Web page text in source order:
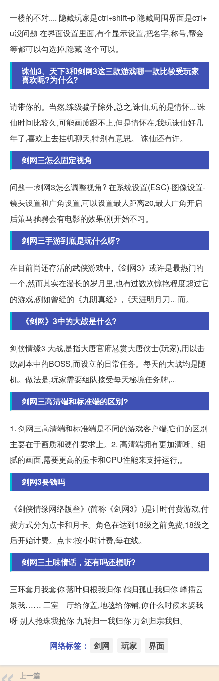
一楼的不对.... 隐藏玩家是ctrl+shift+p 隐藏周围界面是ctrl+
u没问题 在界面设置里面,有个显示设置,把名字,称号,帮会
等都可以勾选掉,隐藏 这个可以。
诛仙3、天下3和剑网3这三款游戏哪一款比较受玩家
喜欢呢?为什么?
请带你的。当然,练级骗子除外,总之,诛仙,玩的是情怀... 诛
仙时间比较久,可能画质跟不上,但是情怀在,我玩诛仙好几
年了,喜欢上去挂机聊天,特别有意思。 诛仙还有许。
剑网三怎么固定视角
问题一:剑网3怎么调整视角? 在系统设置(ESC)-图像设置-
镜头设置和广角设置,可以设置最大距离20,最大广角开启
后策马驰骋会有电影的效果(刚开始不习。
剑网三手游到底是玩什么呀?
在目前尚还存活的武侠游戏中,《剑网3》或许是最热门的
一个,然而其实在漫长的岁月里,也有过数次惊艳程度超过它
的游戏,例如曾经的《九阴真经》,《天涯明月刀... 而。
《剑网》3中的大战是什么?
剑侠情缘3 大战,是指大唐官府悬赏大唐侠士(玩家),用以击
败副本中的BOSS,而设立的日常任务。每天的大战均是随
机。做法是,玩家需要组队接受每天秘境任务牌,...
剑网三高清端和标准端的区别?
1. 剑网三高清端和标准端是不同的游戏客户端,它们的区别
主要在于画质和硬件要求上。2. 高清端拥有更加清晰、细
腻的画面,需要更高的显卡和CPU性能来支持运行,。
剑网3要钱吗
《剑侠情缘网络版叁》(简称《剑网3》)是计时付费游戏,付
费方式分为点卡和月卡。角色在达到18级之前免费,18级之
后开始计费。点卡:按小时计费,每在线。
剑网三土味情话，还有吗还想听?
三环套月我套你 落叶归根我归你 鹤归孤山我归你 峰插云
景我…… 三室一厅给你盖,地毯给你铺,你什么时候来娶我
呀 别人抢珠我抢你 九转归一我归你 万剑归宗我归。
网络标签： 剑网 玩家 界面
上一篇